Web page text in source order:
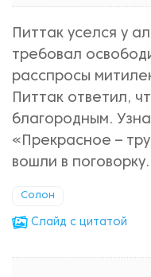
Питтак уселся у
требовал
расспросы
Питтак ответил,
благородным.
«Прекрасное –
вошли в поговорку.
Солон
Cлайд с цитатой